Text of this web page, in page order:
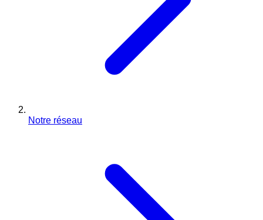
Notre réseau